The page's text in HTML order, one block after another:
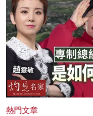
熱門文章